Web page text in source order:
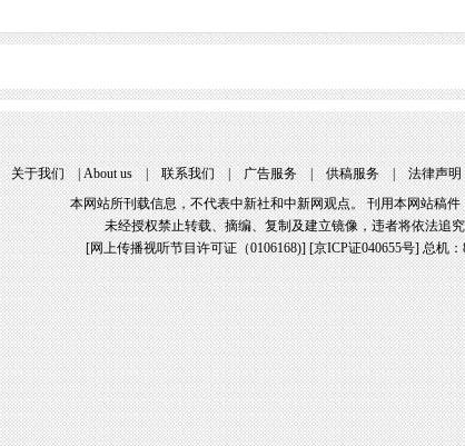
关于我们|About us|联系我们|广告服务|供稿服务|法律声明
本网站所刊载信息，不代表中新社和中新网观点。 刊用本网站稿件
未经授权禁止转载、摘编、复制及建立镜像，违者将依法追
[网上传播视听节目许可证（0106168)] [京ICP证040655号] 总机：